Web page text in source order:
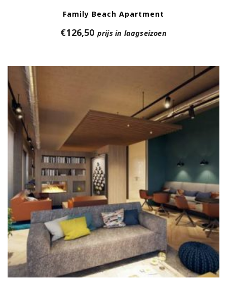
Family Beach Apartment
€126,50 prijs in laagseizoen